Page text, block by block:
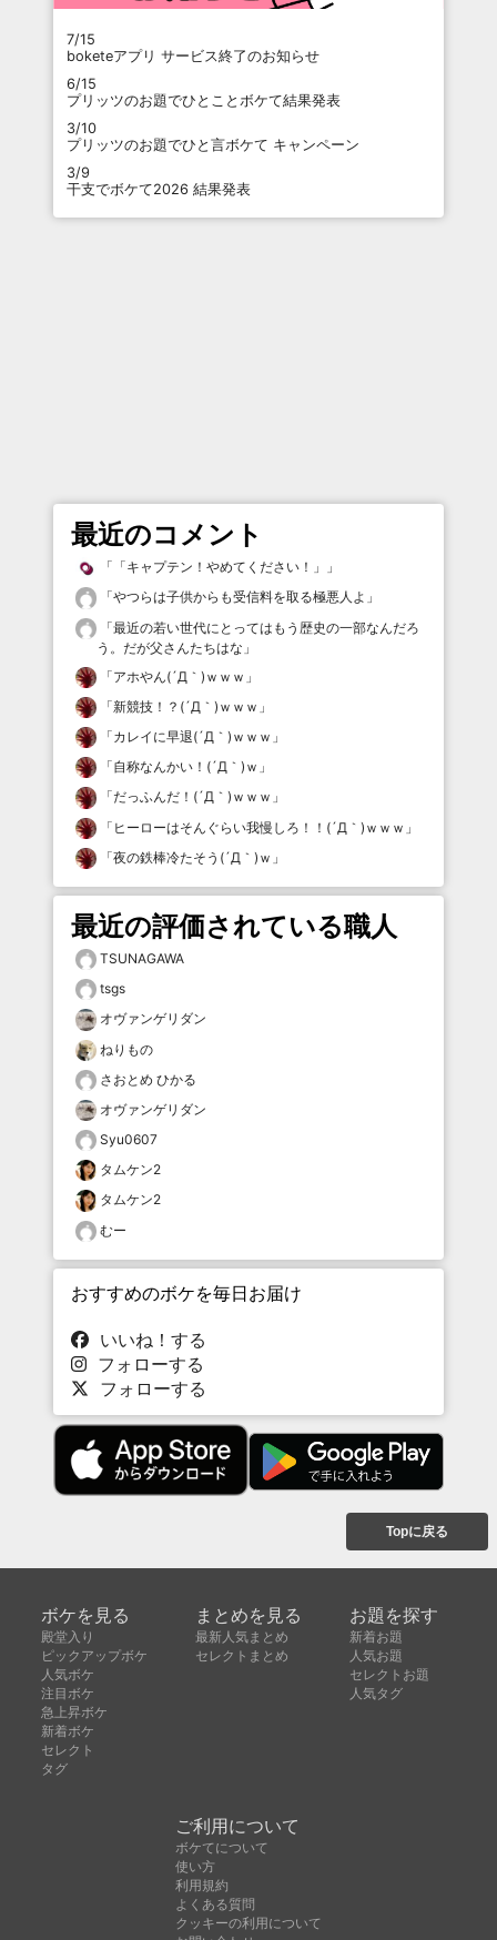
7/15
boketeアプリ サービス終了のお知らせ
6/15
プリッツのお題でひとことボケて結果発表
3/10
プリッツのお題でひと言ボケて キャンペーン
3/9
干支でボケて2026 結果発表
最近のコメント
「 「キャプテン！やめてください！」
」
「やつらは子供からも受信料を取る極悪人よ 」
「最近の若い世代にとってはもう歴史の一部なんだろ
う。だが父さんたちはな 」
「アホやん(´Д｀)ｗｗｗ 」
「新競技！？(´Д｀)ｗｗｗ 」
「カレイに早退(´Д｀)ｗｗｗ 」
「自称なんかい！(´Д｀)ｗ 」
「だっふんだ！(´Д｀)ｗｗｗ 」
「 ヒーローはそんぐらい我慢しろ！！(´Д｀)ｗｗｗ 」
「夜の鉄棒冷たそう(´Д｀)ｗ 」
最近の評価されている職人
TSUNAGAWA
tsgs
オヴァンゲリダン
ねりもの
さおとめ ひかる
オヴァンゲリダン
Syu0607
タムケン2
タムケン2
むー
おすすめのボケを毎日お届け
いいね！する
フォローする
フォローする
Topに戻る
ボケを見る
殿堂入り
ピックアップボケ
人気ボケ
注目ボケ
急上昇ボケ
新着ボケ
セレクト
タグ
まとめを見る
最新人気まとめ
セレクトまとめ
お題を探す
新着お題
人気お題
セレクトお題
人気タグ
ご利用について
ボケてについて
使い方
利用規約
よくある質問
クッキーの利用について